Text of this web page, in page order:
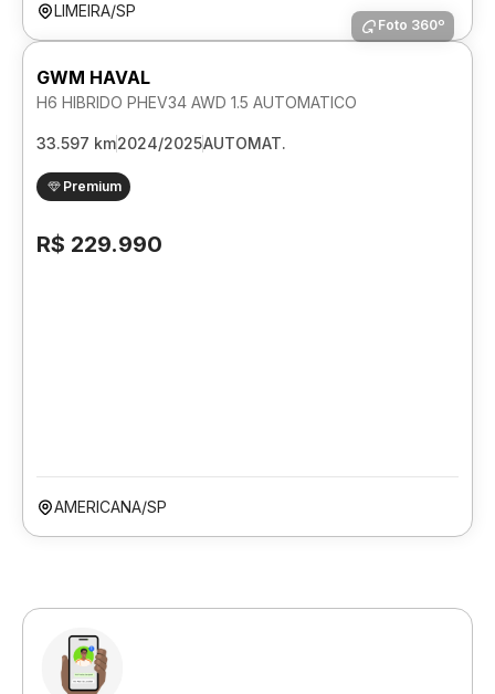
LIMEIRA/SP
Foto 360º
GWM HAVAL
H6 HIBRIDO PHEV34 AWD 1.5 AUTOMATICO
33.597 km2024/2025AUTOMAT.
Premium
R$ 229.990
AMERICANA/SP